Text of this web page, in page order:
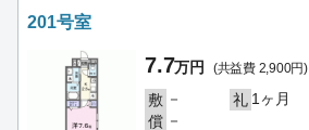
201号室
7.7万円 (共益費 2,900円)
敷 － 礼 1ヶ月
償 －